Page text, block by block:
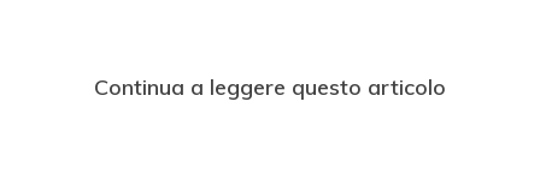
Continua a leggere questo articolo